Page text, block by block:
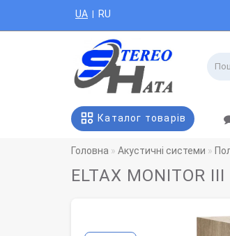
UA | RU
Каталог товарів
Головна Акустичні системи
ELTAX MONITOR